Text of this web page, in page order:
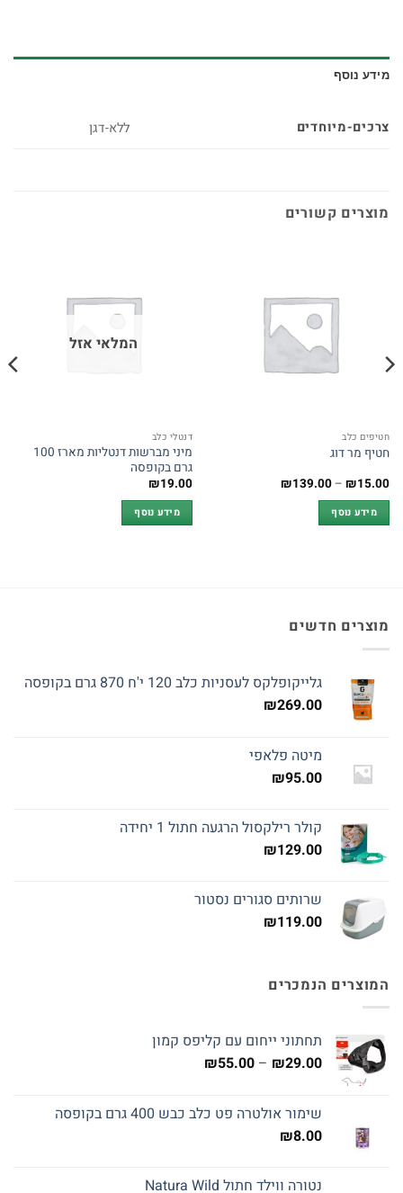
מידע נוסף
צרכים-מיוחדים ללא-דגן
מוצרים קשורים
חטיפים כלב
חטיף מר דוג
₪15.00
–
₪139.00 טווח
מידע נוסף
המלאי אזל
דנטלי כלב
מיני מברשות דנטליות מארז 100
גרם בקופסה
₪19.00
מידע נוסף
מוצרים חדשים
גלייקופלקס לעסניות כלב 120 י'ח 870 גרם בקופסה
₪269.00
מיטה פלאפי
₪95.00
קולר רילקסול הרגעה חתול 1 יחידה
₪129.00
שרותים סגורים נסטור
₪119.00
המוצרים הנמכרים
תחתוני ייחום עם קליפס קמון
₪29.00
–
₪55.00
עד
שימור אולטרה פט כלב כבש 400 גרם בקופסה
₪8.00
נטורה ווילד חתול Natura Wild